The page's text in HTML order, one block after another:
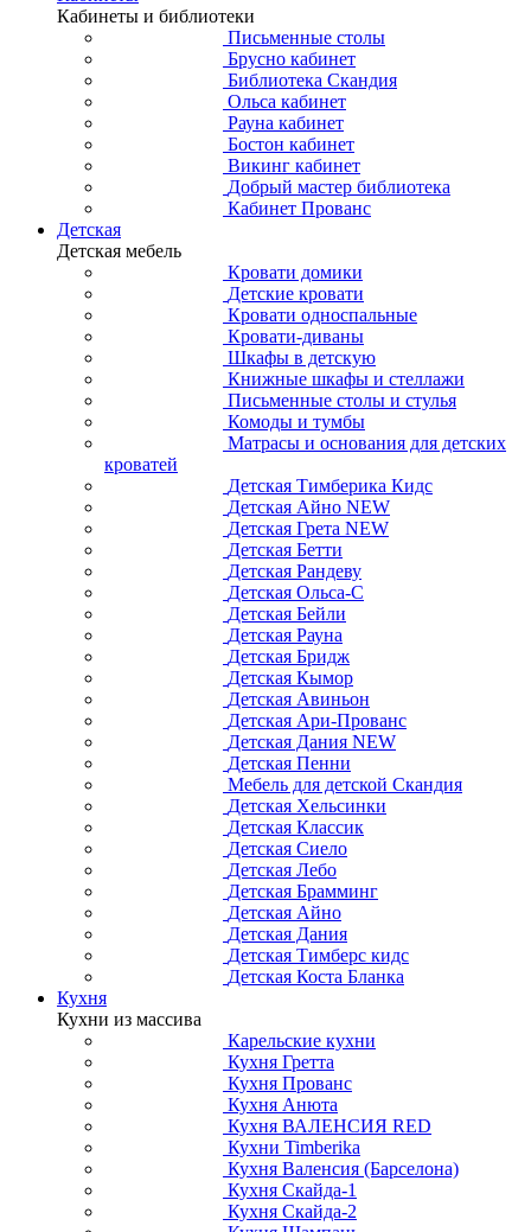
Кабинеты и библиотеки
Письменные столы
Брусно кабинет
Библиотека Скандия
Ольса кабинет
Рауна кабинет
Бостон кабинет
Викинг кабинет
Добрый мастер библиотека
Кабинет Прованс
Детская
Детская мебель
Кровати домики
Детские кровати
Кровати односпальные
Кровати-диваны
Шкафы в детскую
Книжные шкафы и стеллажи
Письменные столы и стулья
Комоды и тумбы
Матрасы и основания для детских
кроватей
Детская Тимберика Кидс
Детская Айно NEW
Детская Грета NEW
Детская Бетти
Детская Рандеву
Детская Ольса-С
Детская Бейли
Детская Рауна
Детская Бридж
Детская Кымор
Детская Авиньон
Детская Ари-Прованс
Детская Дания NEW
Детская Пенни
Мебель для детской Скандия
Детская Хельсинки
Детская Классик
Детская Сиело
Детская Лебо
Детская Брамминг
Детская Айно
Детская Дания
Детская Тимберс кидс
Детская Коста Бланка
Кухня
Кухни из массива
Карельские кухни
Кухня Гретта
Кухня Прованс
Кухня Анюта
Кухня ВАЛЕНСИЯ RED
Кухни Timberika
Кухня Валенсия (Барселона)
Кухня Скайда-1
Кухня Скайда-2